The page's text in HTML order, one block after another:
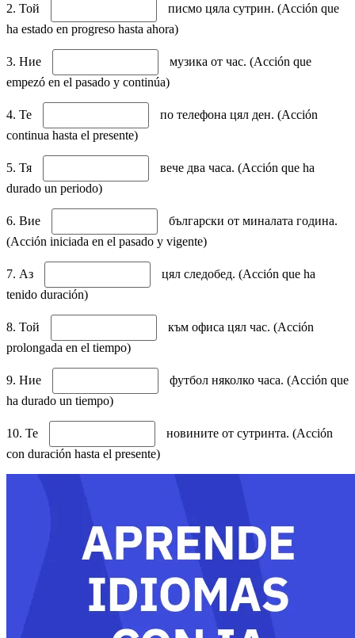
2. Той
писмо цяла сутрин. (Acción que
ha estado en progreso hasta ahora)
3. Ние
музика от час. (Acción que
empezó en el pasado y continúa)
4. Те
по телефона цял ден. (Acción
continua hasta el presente)
5. Тя
вече два часа. (Acción que ha
durado un periodo)
6. Вие
български от миналата година.
(Acción iniciada en el pasado y vigente)
7. Аз
цял следобед. (Acción que ha
tenido duración)
8. Той
към офиса цял час. (Acción
prolongada en el tiempo)
9. Ние
футбол няколко часа. (Acción que
ha durado un tiempo)
10. Те
новините от сутринта. (Acción
con duración hasta el presente)